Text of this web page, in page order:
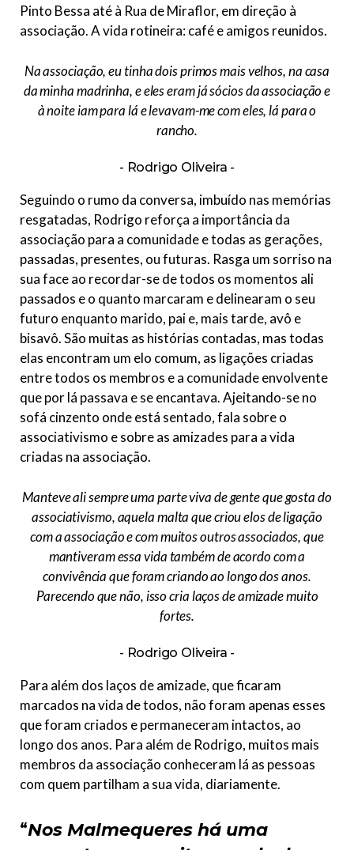
Pinto Bessa até à Rua de Miraflor, em direção à
associação. A vida rotineira: café e amigos reunidos.
Na associação, eu tinha dois primos mais velhos, na casa
da minha madrinha, e eles eram já sócios da associação e
à noite iam para lá e levavam-me com eles, lá para o
rancho.
Rodrigo Oliveira
Seguindo o rumo da conversa, imbuído nas memórias
resgatadas, Rodrigo reforça a importância da
associação para a comunidade e todas as gerações,
passadas, presentes, ou futuras. Rasga um sorriso na
sua face ao recordar-se de todos os momentos ali
passados e o quanto marcaram e delinearam o seu
futuro enquanto marido, pai e, mais tarde, avô e
bisavô. São muitas as histórias contadas, mas todas
elas encontram um elo comum, as ligações criadas
entre todos os membros e a comunidade envolvente
que por lá passava e se encantava. Ajeitando-se no
sofá cinzento onde está sentado, fala sobre o
associativismo e sobre as amizades para a vida
criadas na associação.
Manteve ali sempre uma parte viva de gente que gosta do
associativismo, aquela malta que criou elos de ligação
com a associação e com muitos outros associados, que
mantiveram essa vida também de acordo com a
convivência que foram criando ao longo dos anos.
Parecendo que não, isso cria laços de amizade muito
fortes.
Rodrigo Oliveira
Para além dos laços de amizade, que ficaram
marcados na vida de todos, não foram apenas esses
que foram criados e permaneceram intactos, ao
longo dos anos. Para além de Rodrigo, muitos mais
membros da associação conheceram lá as pessoas
com quem partilham a sua vida, diariamente.
“Nos Malmequeres há uma